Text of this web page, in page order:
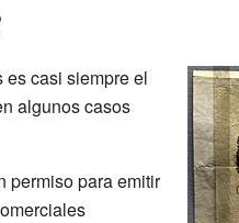
casi siempre el
algunos casos
permiso para emitir